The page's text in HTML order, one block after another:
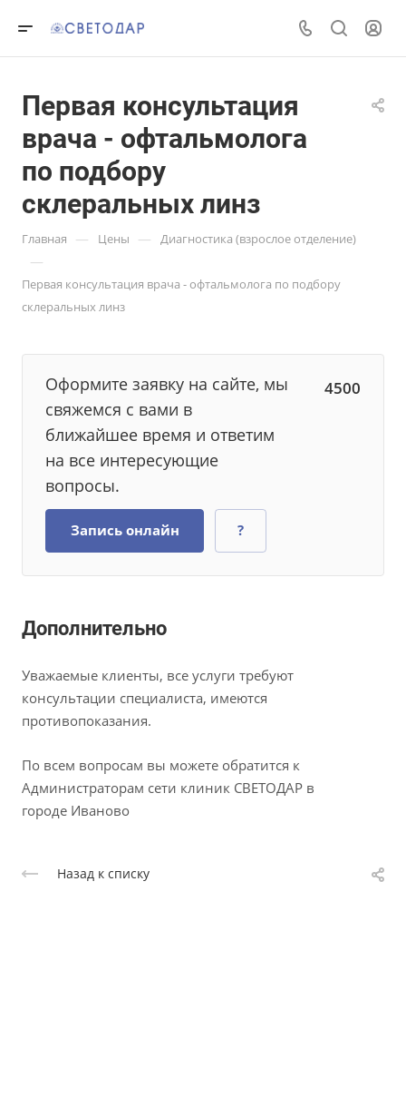
Первая консультация
врача - офтальмолога
по подбору
склеральных линз
Главная — Цены — Диагностика (взрослое отделение)
—
Первая консультация врача - офтальмолога по подбору
склеральных линз
Оформите заявку на сайте, мы
свяжемся с вами в
ближайшее время и ответим
на все интересующие
вопросы.
4500
Запись онлайн ?
Дополнительно
Уважаемые клиенты, все услуги требуют
консультации специалиста, имеются
противопоказания.
По всем вопросам вы можете обратится к
Администраторам сети клиник СВЕТОДАР в
городе Иваново
Назад к списку